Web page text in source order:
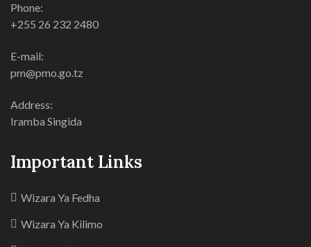
Phone:
+255 26 232 2480
E-mail:
pm@pmo.go.tz
Address:
Iramba Singida
Important Links
Wizara Ya Fedha
Wizara Ya Kilimo